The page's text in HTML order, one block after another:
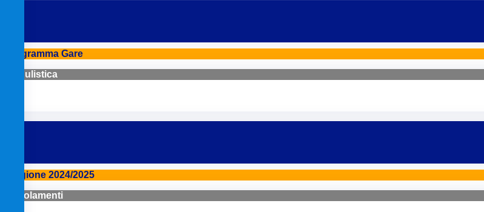
Programma Gare
Modulistica
Stagione 2024/2025
Regolamenti